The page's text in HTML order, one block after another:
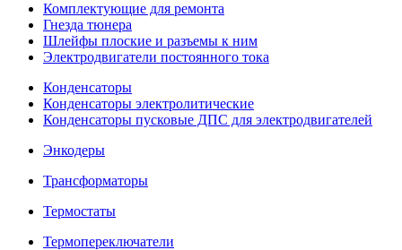
Комплектующие для ремонта
Гнезда тюнера
Шлейфы плоские и разъемы к ним
Электродвигатели постоянного тока
Конденсаторы
Конденсаторы электролитические
Конденсаторы пусковые ДПС для электродвигателей
Энкодеры
Трансформаторы
Термостаты
Термопереключатели